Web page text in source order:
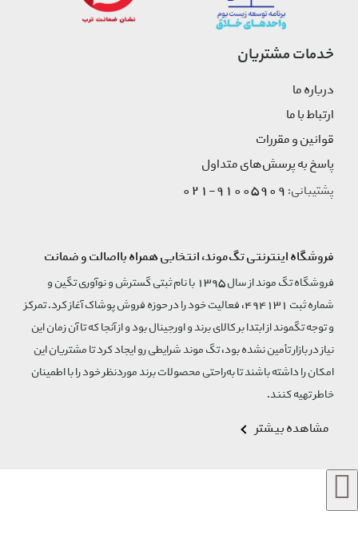
خدمات مشتریان
درباره ما
ارتباط با ما
قوانین و مقررات
پاسخ به پرسش‌های متداول
پشتیبانی:91005909-021
فروشگاه اینترنتی تگ‌موند، انتخابی همراه بااصالت و ضمانت
فروشگاه تگ موند از سال 1395 با نام ثبتی گسترش و نوآوری تگین و
شماره ثبت 494131، فعالیت خود را در حوزه فروش پوشاک آغاز کرد. تمرکز
و توجه تگموند از ابتدا بر کالای برند و اورجینال بود و از آنجا که تا آن زمان این
نیاز در بازار تأمین نشده بود، تگ موند شرایطی رو ایجاد کرد تا مشتریان این
امکان را داشته باشند تا به‌راحتی محصولات برند مورد‌نظر خود را با اطمینان
خاطر تهیه کنند.
مشاهده بیشتر